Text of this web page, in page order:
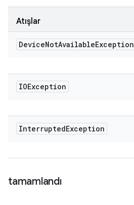
Atışlar
DeviceNotAvailableException
IOException
InterruptedException
tamamlandı